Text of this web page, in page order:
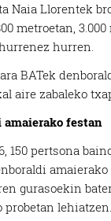
Naia Llorentek
metroetan,
hurren.
BATek
aire zabaleko
amaierako festan
150 pertsona
gurasoekin